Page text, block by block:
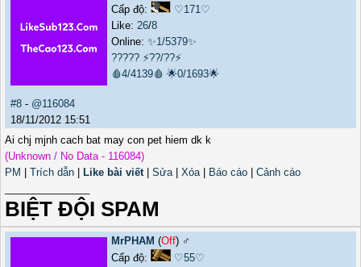
Cấp độ:
♡171♡
Like: 26/8
Online: ✨1/5379✨
????? ⚡??/??⚡
🩸4/4139🩸 🌟0/1693🌟
#8 - @116084
18/11/2012 15:51
Ai chj mjnh cach bat may con pet hiem dk k
(Unknown / No Data - 116084)
PM
Trích dẫn Like bài viết| Sửa| Xóa| Báo cáo
Cảnh cáo
BIỆT ĐỘI SPAM
MrPHAM (Off) ♂️
Cấp độ:
♡55♡